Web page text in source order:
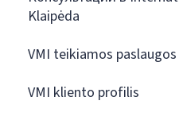
Klaipėda
VMI teikiamos paslaugos
VMI kliento profilis